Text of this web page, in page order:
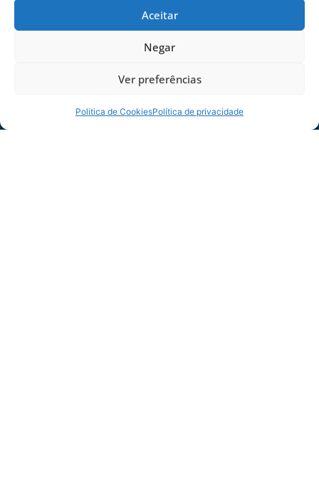
Aceitar
Negar
Ver preferências
Politica de CookiesPolítica de privacidade
Foto: André Palma Ribeiro/Avaí F. C.
COMPARTILHE ESSA NOTÍCIA